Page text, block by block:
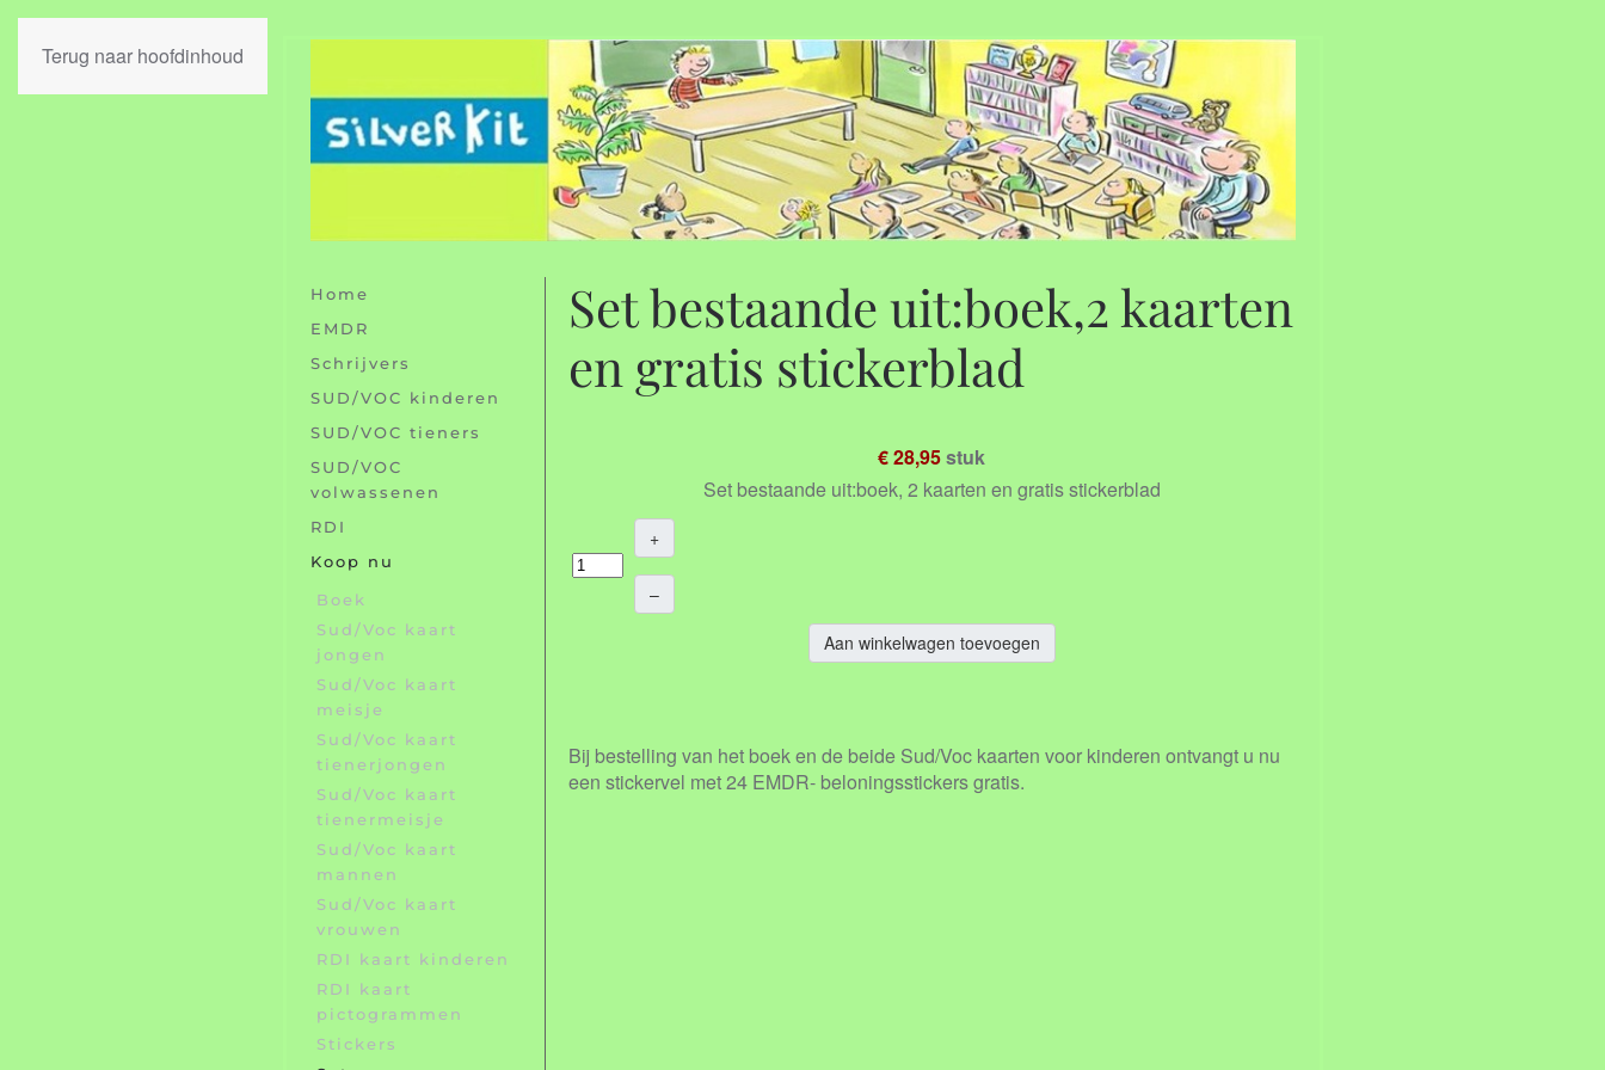
Terug naar hoofdinhoud
Set bestaande uit:boek,2 kaarten
en gratis stickerblad
€ 28,95stuk
Set bestaande uit:boek, 2 kaarten en gratis stickerblad
+
–
Aan winkelwagen toevoegen
Bij bestelling van het boek en de beide Sud/Voc kaarten voor kinderen ontvangt u nu
een stickervel met 24 EMDR- beloningsstickers gratis.
Home
EMDR
Schrijvers
SUD/VOC kinderen
SUD/VOC tieners
SUD/VOC
volwassenen
RDI
Koop nu
Boek
Sud/Voc kaart
jongen
Sud/Voc kaart
meisje
Sud/Voc kaart
tienerjongen
Sud/Voc kaart
tienermeisje
Sud/Voc kaart
mannen
Sud/Voc kaart
vrouwen
RDI kaart kinderen
RDI kaart
pictogrammen
Stickers